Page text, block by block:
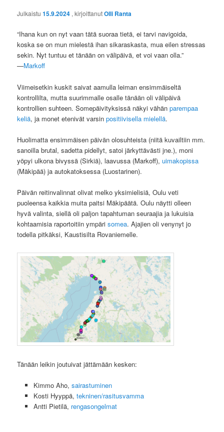
Julkaistu15.9.2024 , kirjoittanutOlli Ranta
“Ihana kun on nyt vaan tätä suoraa tietä, ei tarvi navigoida,
koska se on mun mielestä ihan sikaraskasta, mua eilen stressas
sekin. Nyt tuntuu et tänään on välipäivä, et voi vaan olla.”
—Markoff
Viimeisetkin kuskit saivat aamulla leiman ensimmäiseltä
kontrollilta, mutta suurimmalle osalle tänään oli välipäivä
kontrollien suhteen. Somepäivityksissä näkyi vähänparempaa
keliä, ja monet etenivät varsinpositiivisella mielellä.
Huolimatta ensimmäisen päivän olosuhteista (niitä kuvailtiin mm.
sanoilla brutal, sadetta pidellyt, satoi järkyttävästi jne.), moni
yöpyi ulkona bivyssä (Sirkiä), laavussa (Markoff),uimakopissa
(Mäkipää) ja autokatoksessa (Luostarinen).
Päivän reitinvalinnat olivat melko yksimielisiä, Oulu veti
puoleensa kaikkia muita paitsi Mäkipäätä. Oulu näytti olleen
hyvä valinta, siellä oli paljon tapahtuman seuraajia ja lukuisia
kohtaamisia raportoitiin ympärisomea. Ajajien oli venynyt jo
todella pitkäksi, Kaustisilta Rovaniemelle.
Tänään leikin joutuivat jättämään kesken:
Kimmo Aho, sairastuminen
Kosti Hyyppä, tekninen/rasitusvamma
Antti Pietilä, rengasongelmat